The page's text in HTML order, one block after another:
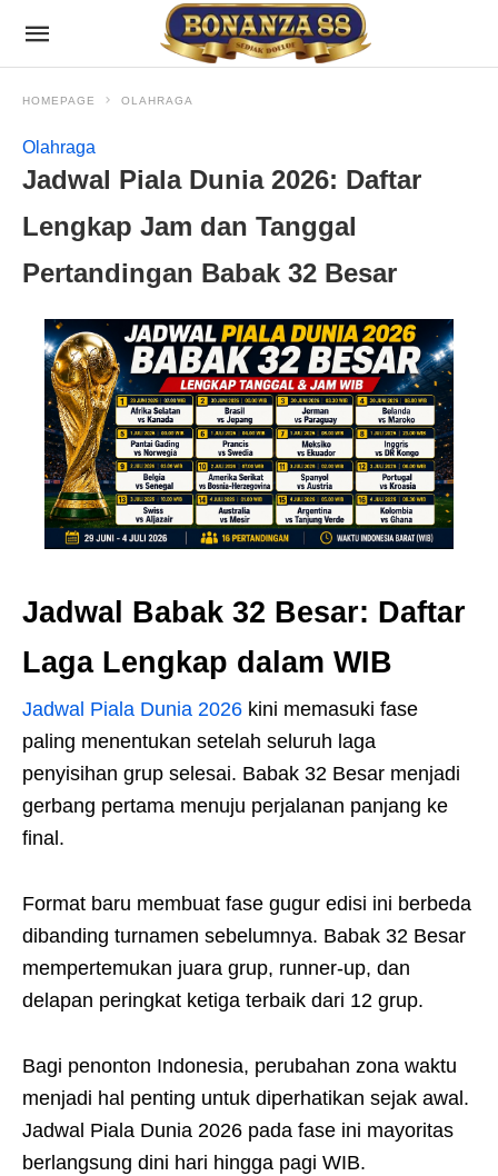
HOMEPAGE OLAHRAGA
Olahraga
Jadwal Piala Dunia 2026: Daftar
Lengkap Jam dan Tanggal
Pertandingan Babak 32 Besar
Jadwal Babak 32 Besar: Daftar
Laga Lengkap dalam WIB
Jadwal Piala Dunia 2026 kini memasuki fase
paling menentukan setelah seluruh laga
penyisihan grup selesai. Babak 32 Besar menjadi
gerbang pertama menuju perjalanan panjang ke
final.
Format baru membuat fase gugur edisi ini berbeda
dibanding turnamen sebelumnya. Babak 32 Besar
mempertemukan juara grup, runner-up, dan
delapan peringkat ketiga terbaik dari 12 grup.
Bagi penonton Indonesia, perubahan zona waktu
menjadi hal penting untuk diperhatikan sejak awal.
Jadwal Piala Dunia 2026 pada fase ini mayoritas
berlangsung dini hari hingga pagi WIB.